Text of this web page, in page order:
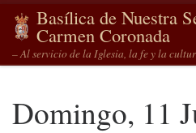
Saltar al contenido
Basílica de Nuestra
Carmen Coronada
– Al servicio de la Iglesia, la fe y la
Domingo, 11